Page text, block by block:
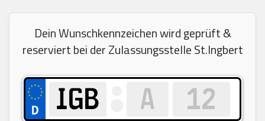
Dein Wunschkennzeichen wird geprüft &
reserviert bei der Zulassungsstelle St.Ingbert